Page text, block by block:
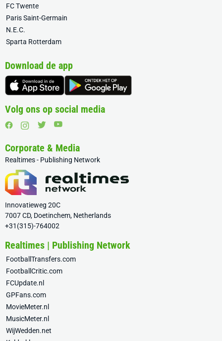
FC Twente
Paris Saint-Germain
N.E.C.
Sparta Rotterdam
Download de app
Volg ons op social media
Corporate & Media
Realtimes - Publishing Network
Innovatieweg 20C
7007 CD, Doetinchem, Netherlands
+31(315)-764002
Realtimes | Publishing Network
FootballTransfers.com
FootballCritic.com
FCUpdate.nl
GPFans.com
MovieMeter.nl
MusicMeter.nl
WijWedden.net